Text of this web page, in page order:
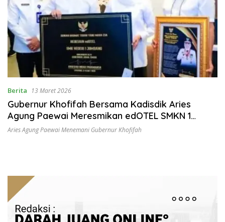
Berita 13 Maret 2026
Gubernur Khofifah Bersama Kadisdik Aries
Agung Paewai Meresmikan edOTEL SMKN 1
Jombang
Aries Agung Paewai Menemani Gubernur Khofifah